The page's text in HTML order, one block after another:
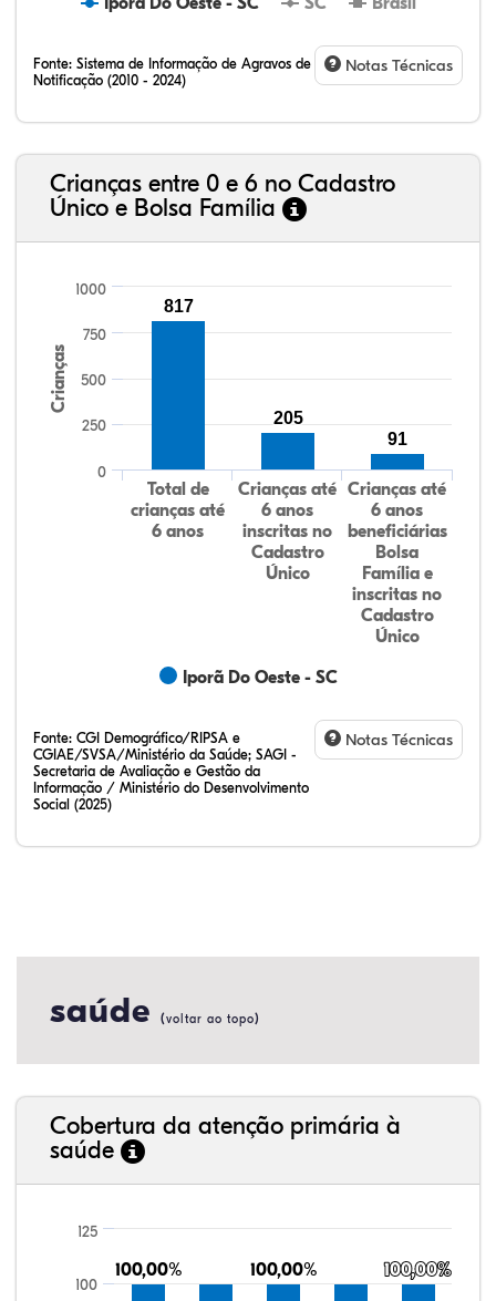
Fonte: Sistema de Informação de Agravos de
Notificação (2010 - 2024)
Notas Técnicas
Crianças entre 0 e 6 no Cadastro
Único e Bolsa Família
Crianças
Iporã Do Oeste - SC
Total de
crianças até
6 anos
Crianças até
6 anos
inscritas no
Cadastro
Único
Crianças até
6 anos
beneficiárias
Bolsa
Família e
inscritas no
Cadastro
Único
0
1000
250
500
750
817
205
91
Fonte: CGI Demográfico/RIPSA e
CGIAE/SVSA/Ministério da Saúde; SAGI -
Secretaria de Avaliação e Gestão da
Informação / Ministério do Desenvolvimento
Social (2025)
Notas Técnicas
saúde (voltar ao topo)
Cobertura da atenção primária à
saúde
100,00%
100,00% 100,00%
100,00% 100,00%
100,00%
100
125
74,03%
5,10%
0,26%
19,73%
0,70%
0,19%
32,57%
9,24%
0,46%
54,88%
1,27%
1,56%